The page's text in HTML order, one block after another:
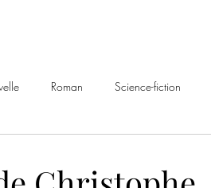
Roman Science-fiction